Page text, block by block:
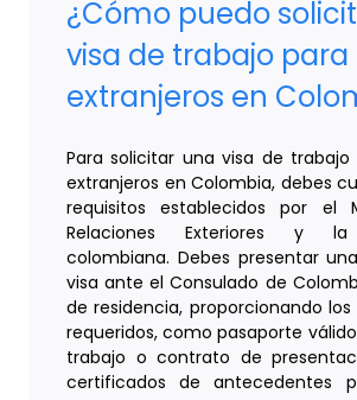
¿Cómo puedo
visa de trabajo para
extranjeros en
Para solicitar una visa de trabajo
extranjeros en Colombia, debes
requisitos establecidos por el
Relaciones Exteriores y la
colombiana. Debes presentar
visa ante el Consulado de
de residencia, proporcionando
requeridos, como pasaporte
trabajo o contrato de
certificados de antecedentes